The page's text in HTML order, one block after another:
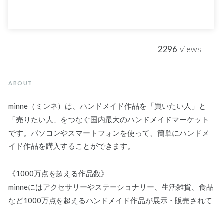
2296 views
ABOUT
minne（ミンネ）は、ハンドメイド作品を「買いたい人」と
「売りたい人」をつなぐ国内最大のハンドメイドマーケット
です。パソコンやスマートフォンを使って、簡単にハンドメ
イド作品を購入することができます。
《1000万点を超える作品数》
minneにはアクセサリーやステーショナリー、生活雑貨、食品
など1000万点を超えるハンドメイド作品が展示・販売されて